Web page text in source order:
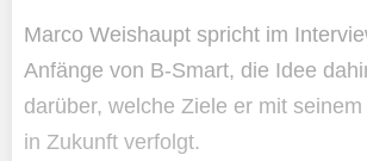
Marco Weishaupt spricht im
Anfänge von B-Smart, die Idee
darüber, welche Ziele er mit
in Zukunft verfolgt.